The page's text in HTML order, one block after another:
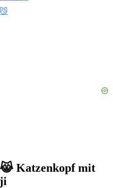
Katzenkopf mit